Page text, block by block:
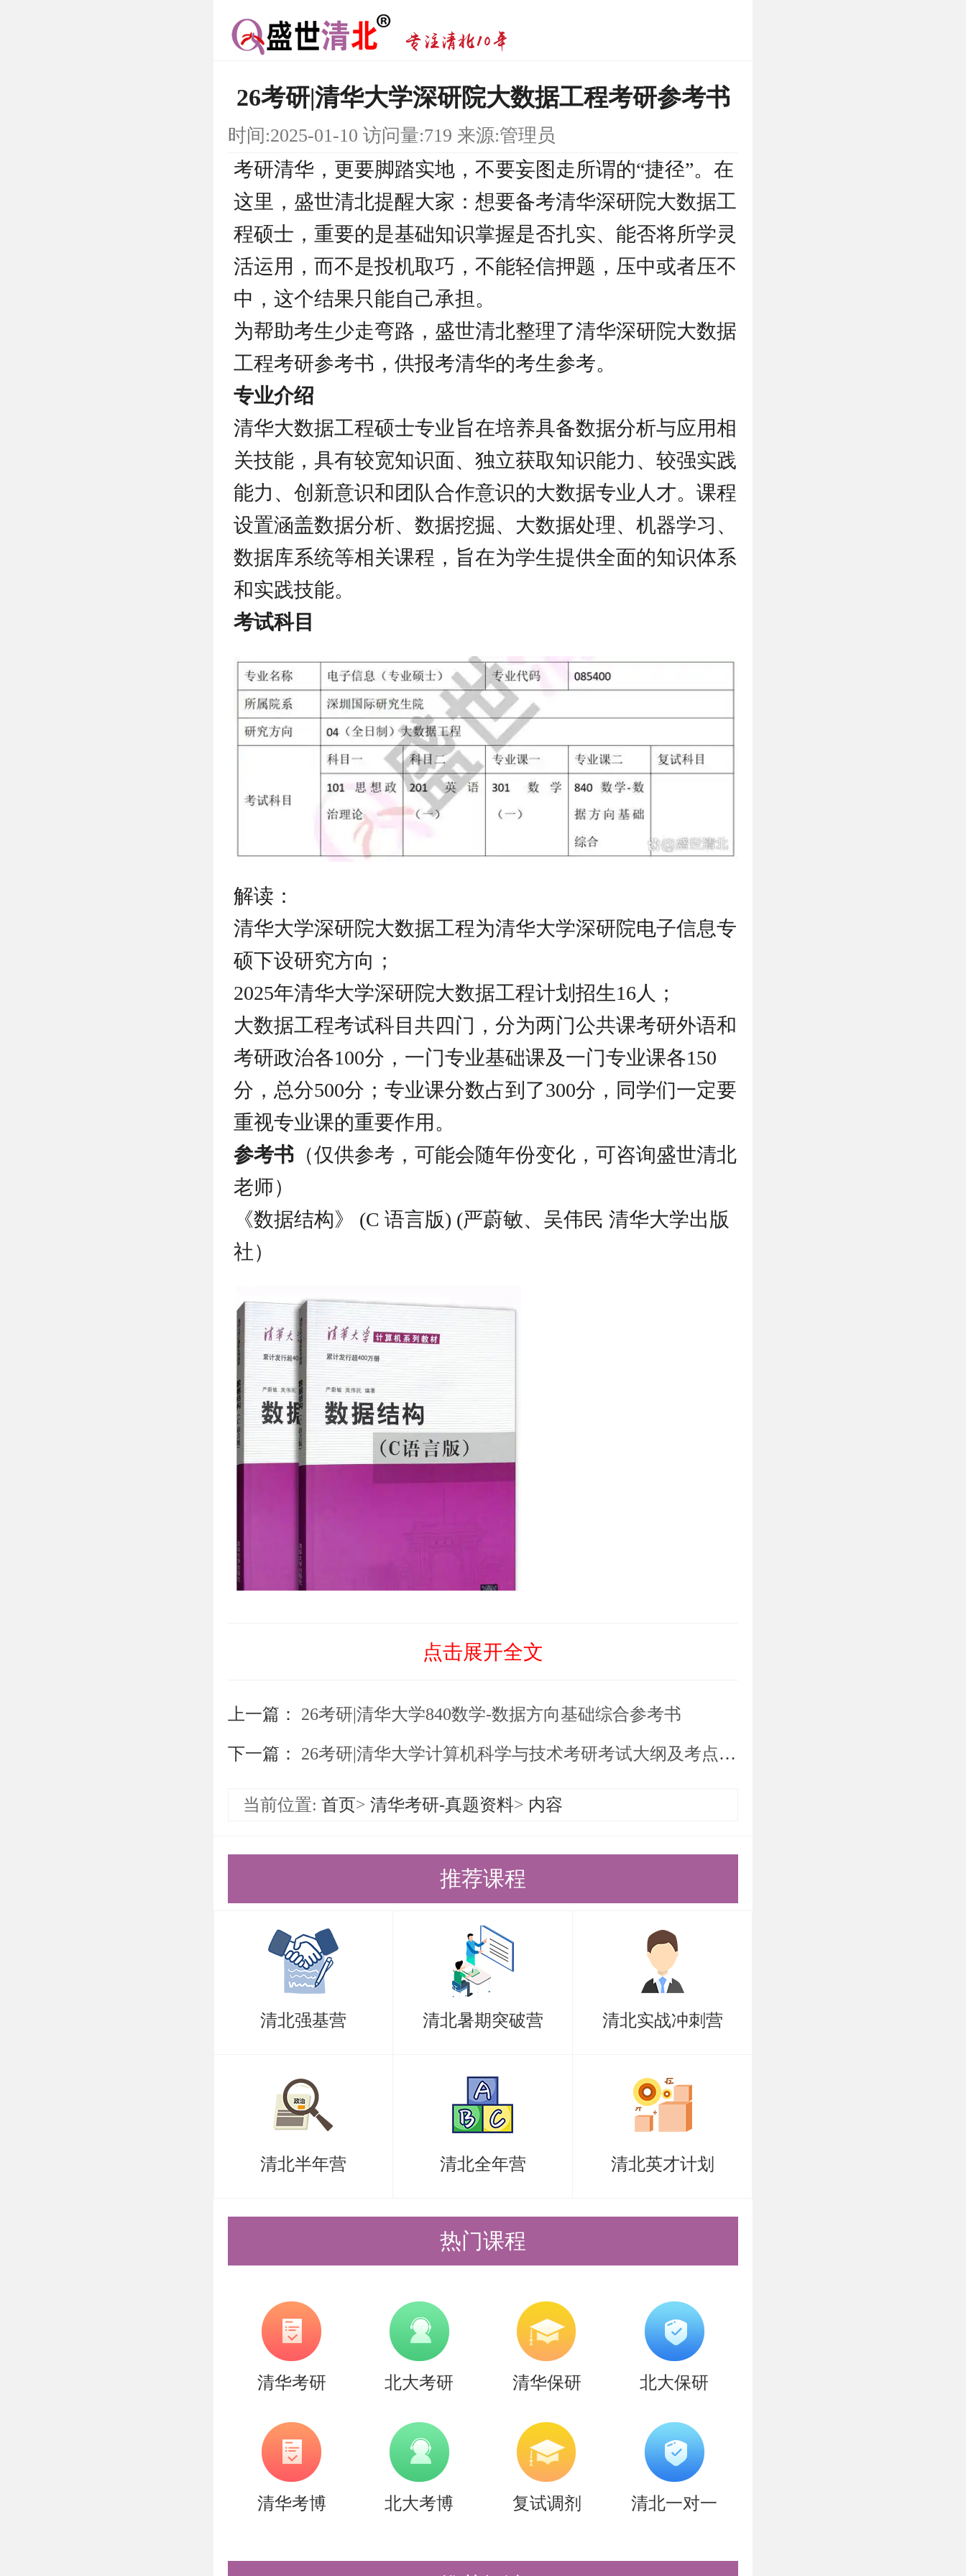
26考研|清华大学深研院大数据工程考研参考书
时间:2025-01-10 访问量:719 来源:管理员
考研清华，更要脚踏实地，不要妄图走所谓的“捷径”。在
这里，盛世清北提醒大家：想要备考清华深研院大数据工
程硕士，重要的是基础知识掌握是否扎实、能否将所学灵
活运用，而不是投机取巧，不能轻信押题，压中或者压不
中，这个结果只能自己承担。
为帮助考生少走弯路，盛世清北整理了清华深研院大数据
工程考研参考书，供报考清华的考生参考。
专业介绍
清华大数据工程硕士专业旨在培养具备数据分析与应用相
关技能，具有较宽知识面、独立获取知识能力、较强实践
能力、创新意识和团队合作意识的大数据专业人才。课程
设置涵盖数据分析、数据挖掘、大数据处理、机器学习、
数据库系统等相关课程，旨在为学生提供全面的知识体系
和实践技能。
考试科目
解读：
清华大学深研院大数据工程为清华大学深研院电子信息专
硕下设研究方向；
2025年清华大学深研院大数据工程计划招生16人；
大数据工程考试科目共四门，分为两门公共课考研外语和
考研政治各100分，一门专业基础课及一门专业课各150
分，总分500分；专业课分数占到了300分，同学们一定要
重视专业课的重要作用。
参考书 （仅供参考，可能会随年份变化，可咨询盛世清北
老师）
《数据结构》 (C 语言版) (严蔚敏、吴伟民 清华大学出版
社）
线性表：顺序表、链表（单向链表、双向链表、循环链
表）等。
应用（循环队列、链队列）。
树形结构：二叉树（性质、遍历、存储结构）、树和森林
（转换、遍历）、赫夫曼树及其应用。
图结构：图的定义和基本术语；图的存储结构（邻接矩
阵、邻接表）；图的遍历（深度优先搜索、广度优先搜
短路径（迪杰斯特拉算法、弗洛伊德算法）。
查找：顺序查找、折半查找、分块查找、哈希查找等。
排序：插入排序、快速排序、选择排序、归并排序、基数
排序、希尔排序等。
理论与实践相结合：不仅介绍了数据结构的基本原理，还
提供了丰富的应用实例和算法实现。
语言实现：采用C语言进行算法和数据结构的实现，有助
于读者理解底层细节和内存管理。
内容丰富：涵盖了数据结构领域的各个方面，为读者提供
了全面的知识体系。
循序渐进：从简单的数据结构开始，逐步深入到复杂的数
据结构和算法，使读者能够逐步掌握。
以上是关于【
26考研|清华大学深研院大数据工程参考
间，提高上岸的成功率！
点击展开全文
上一篇： 26考研|清华大学840数学-数据方向基础综合参考书
下一篇： 26考研|清华大学计算机科学与技术考研考试大纲及考点分析
当前位置: 首页> 清华考研-真题资料> 内容
推荐课程
清北强基营 清北暑期突破营 清北实战冲刺营
清北半年营 清北全年营 清北英才计划
热门课程
清华考研 北大考研 清华保研 北大保研
清华考博 北大考博 复试调剂 清北一对一